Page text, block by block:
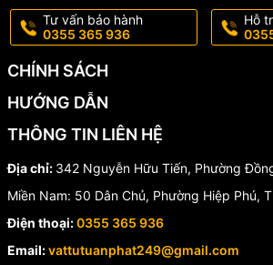
của các hệ thống báo cháy quy mô lớn.
🔗 Tương Thích Hoàn
Trung Tâm Horing
AH-04224 được thiết kế chuyên dụng để
báo cháyHoring AH-03312
định.
🛡️ Thiết Kế Bền Bỉ, An
mòn hiệu quả trong môi trường công nghiệp.
Tư vấn bảo hành
0355 365 936
Hỗ
CHÍNH SÁCH
HƯỚNG DẪN
THÔNG TIN LIÊN HỆ
Địa chỉ: 342 Nguyễn Hữu Tiến, Phường
Miền Nam: 50 Dân Chủ, Phường Hiệp Phú,
Điện thoại:0355 365 936
Email:vattutuanphat249@gmail.com